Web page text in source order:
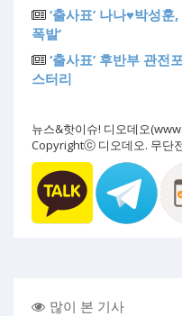
‘출사표’ 나나♥박성
폭발’
‘출사표’ 후반부 관
스터리
뉴스&핫이슈! 디오데오
Copyrightⓒ 디오데오. 무단
많이 본 기사